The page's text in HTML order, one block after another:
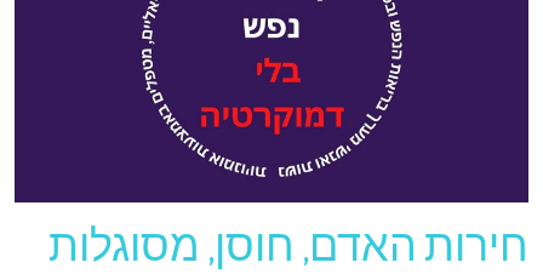
חירות האדם, חוסן, מסוגלות